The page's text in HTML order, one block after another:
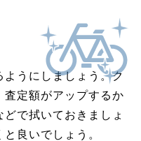
うにしましょう。ク
査定額がアップするか
で拭いておきましょ
良いでしょう。